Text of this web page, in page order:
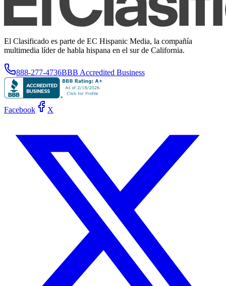
El Clasificado es parte de EC Hispanic Media, la compañía
multimedia líder de habla hispana en el sur de California.
888-277-4736BBB Accredited Business
Facebook X